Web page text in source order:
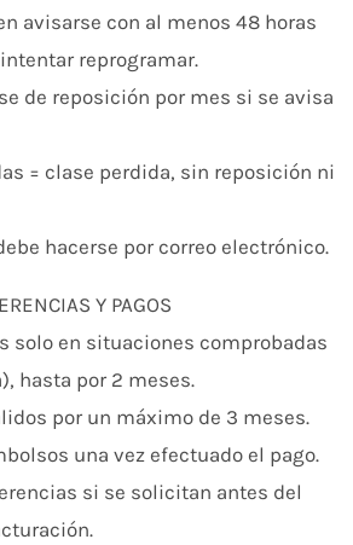
avisarse con al menos 48 horas
reprogramar.
de reposición por mes si se avisa
= clase perdida, sin reposición ni
hacerse por correo electrónico.
Y PAGOS
solo en situaciones comprobadas
hasta por 2 meses.
por un máximo de 3 meses.
una vez efectuado el pago.
si se solicitan antes del